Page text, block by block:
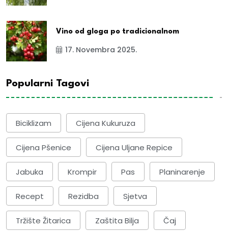
Vino od gloga po tradicionalnom
17. Novembra 2025.
Popularni Tagovi
Biciklizam Cijena Kukuruza
Cijena Pšenice Cijena Uljane Repice
Jabuka Krompir Pas Planinarenje
Recept Rezidba Sjetva
Tržište Žitarica Zaštita Bilja Čaj